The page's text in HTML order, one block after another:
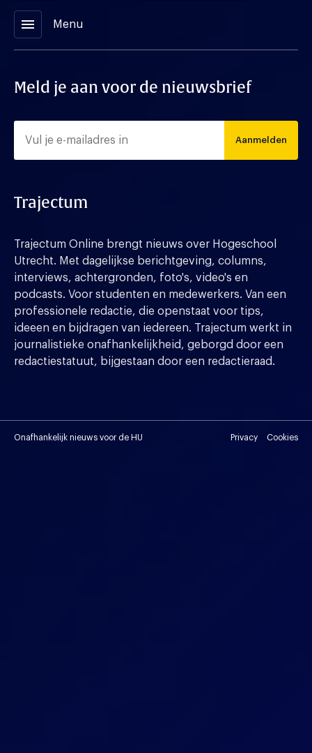
menu Menu
Meld je aan voor de nieuwsbrief
Aanmelden
Trajectum
Trajectum Online brengt nieuws over Hogeschool
Utrecht. Met dagelijkse berichtgeving, columns,
interviews, achtergronden, foto's, video's en
podcasts. Voor studenten en medewerkers. Van een
professionele redactie, die openstaat voor tips,
ideeen en bijdragen van iedereen. Trajectum werkt in
journalistieke onafhankelijkheid, geborgd door een
redactiestatuut, bijgestaan door een redactieraad.
Onafhankelijk nieuws voor de HU Privacy Cookies